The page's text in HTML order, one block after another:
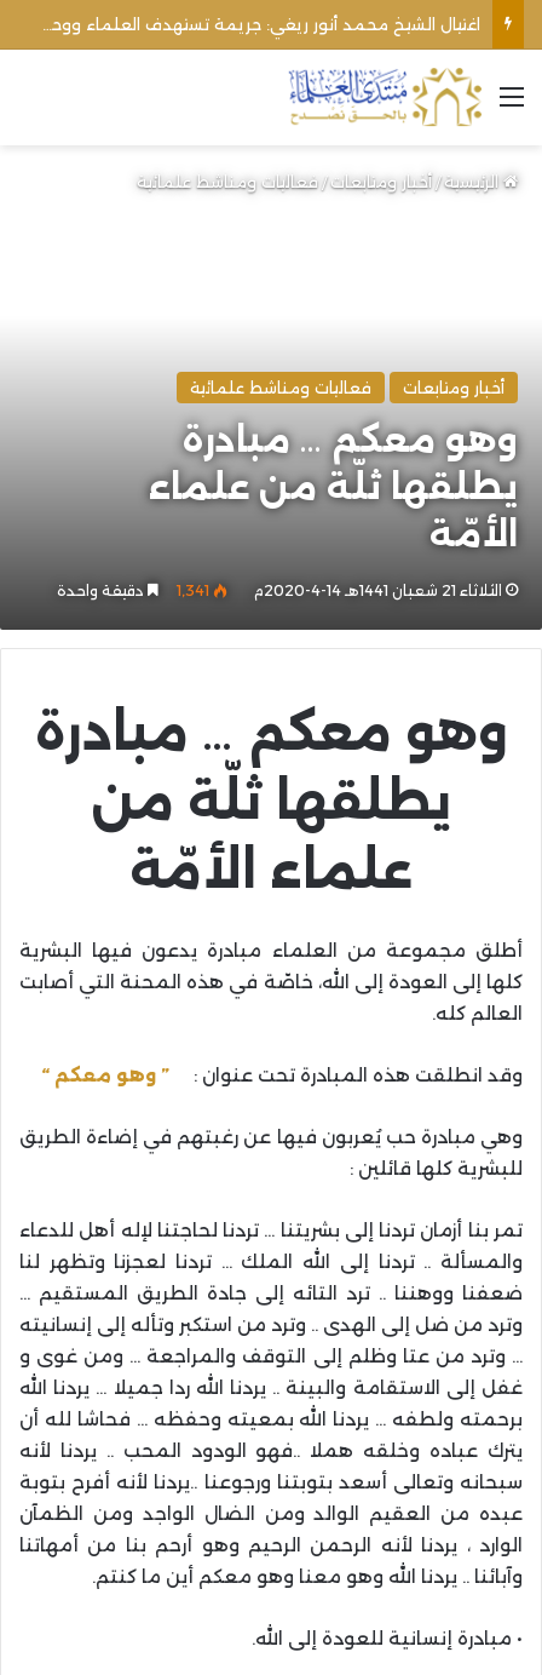
القائمة
الرئيسية/أخبار ومتابعات/فعاليات ومناشط علمائية
أخبار ومتابعات فعاليات ومناشط علمائية
وهو معكم … مبادرة
يطلقها ثلّة من علماء
الأمّة
الثلاثاء 21 شعبان 1441هـ 14-4-2020م 1٬341 دقيقة واحدة
وهو معكم … مبادرة
يطلقها ثلّة من
علماء الأمّة
أطلق مجموعة من العلماء مبادرة يدعون فيها البشرية
كلها إلى العودة إلى الله، خاصّة في هذه المحنة التي أصابت
العالم كله.
وقد انطلقت هذه المبادرة تحت عنوان : ” وهو معكم “
وهي مبادرة حب يُعربون فيها عن رغبتهم في إضاءة الطريق
للبشرية كلها قائلين :
تمر بنا أزمان تردنا إلى بشريتنا … تردنا لحاجتنا لإله أهل للدعاء
والمسألة .. تردنا إلى الله الملك … تردنا لعجزنا وتظهر لنا
ضعفنا ووهننا .. ترد التائه إلى جادة الطريق المستقيم …
وترد من ضل إلى الهدى .. وترد من استكبر وتأله إلى إنسانيته
… وترد من عتا وظلم إلى التوقف والمراجعة … ومن غوى و
غفل إلى الاستقامة والبينة .. يردنا الله ردا جميلا … يردنا الله
برحمته ولطفه … يردنا الله بمعيته وحفظه … فحاشا لله أن
يترك عباده وخلقه هملا ..فهو الودود المحب .. يردنا لأنه
سبحانه وتعالى أسعد بتوبتنا ورجوعنا ..يردنا لأنه أفرح بتوبة
عبده من العقيم الوالد ومن الضال الواجد ومن الظمآن
الوارد ، يردنا لأنه الرحمن الرحيم وهو أرحم بنا من أمهاتنا
وآبائنا .. يردنا الله وهو معنا وهو معكم أين ما كنتم.
• مبادرة إنسانية للعودة إلى الله.